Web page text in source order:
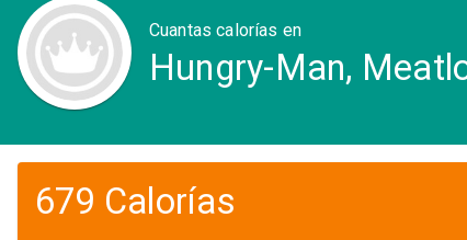
Cuantas calorías en
Hungry-Man,
679 Calorías